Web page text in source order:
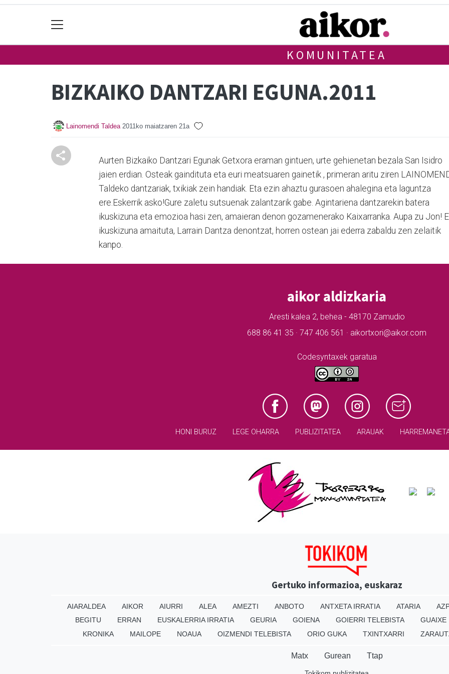
KOMUNITATEA
BIZKAIKO DANTZARI EGUNA.2011
Lainomendi Taldea 2011ko maiatzaren 21a
Aurten Bizkaiko Dantzari Egunak Getxora eraman gintuen, urte gehienetan bezala San Isidro
jaien erdian. Osteak gaindituta eta euri meatsuaren gainetik , primeran aritu ziren
Taldeko dantzariak, txikiak zein handiak. Eta ezin ahaztu gurasoen ahalegina eta laguntza
ere.Eskerrik asko!Gure zaletu sutsuenak zalantzarik gabe. Agintariena dantzarekin batera
ikuskizuna eta emozioa hasi zen, amaieran denon gozamenerako Kaixarranka. Aupa zu Jon!
ikuskizuna amaituta, Larrain Dantza denontzat, horren ostean jai ederra zabaldu zen zelaitik
kanpo.
aikor aldizkaria
Aresti kalea 2, behea - 48170 Zamudio
688 86 41 35 · 747 406 561 · aikortxori@aikor.com
Codesyntaxek garatua
HONI BURUZ LEGE OHARRA PUBLIZITATEA ARAUAK
Gertuko informazioa, euskaraz
AIARALDEA AIKOR AIURRI ALEA AMEZTI ANBOTO ANTXETA IRRATIA ATARIA
BEGITU
ERRAN EUSKALERRIA IRRATIA GEURIA GOIENA GOIERRI TELEBISTA GUAIXE
KRONIKA
MAILOPE NOAUA OIZMENDI TELEBISTA ORIO GUKA TXINTXARRI
Matx Gurean Ttap